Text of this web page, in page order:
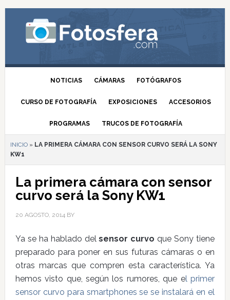
NOTICIAS CÁMARAS FOTÓGRAFOS
CURSO DE FOTOGRAFÍA EXPOSICIONES ACCESORIOS
PROGRAMAS TRUCOS DE FOTOGRAFÍA
INICIO» LA PRIMERA CÁMARA CON SENSOR CURVO SERÁ LA SONY
KW1
La primera cámara con sensor
curvo será la Sony KW1
20 AGOSTO, 2014BY
Ya se ha hablado delsensor curvo que Sony tiene
preparado para poner en sus futuras cámaras o en
otras marcas que compren esta característica. Ya
hemos visto que, según los rumores, que el primer
sensor curvo para smartphones se se instalará en el